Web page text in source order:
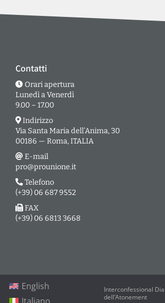
Contatti
Orari apertura
Lunedì a Venerdì
9.00 – 17.00
Indirizzo
Via Santa Maria dell’Anima, 30
00186 — Roma, ITALIA
E-mail
pro@prounione.it
Telefono
(+39) 06 687 9552
FAX
(+39) 06 6813 3668
English
Interconfessional
dell’Atonement